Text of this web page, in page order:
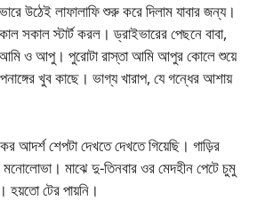
উঠেই লাফালাফি শুরু করে দিলাম যাবার জন্য।
সকাল স্টার্ট করল। ড্রাইভারের পেছনে বাবা,
আমি ও আপু। পুরোটা রাস্তা আমি আপুর কোলে শুয়ে
খুব কাছে। ভাগ্য খারাপ, যে গন্ধের আশায়
আদর্শ শেপটা দেখতে দেখতে গিয়েছি। গাড়ির
মাঝে দু-তিনবার ওর মেদহীন পেটে চুমু
হয়তো টের পায়নি।